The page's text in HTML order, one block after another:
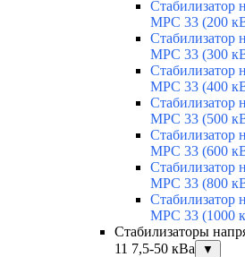
Стабилизатор
MPC 33 (200
Стабилизатор
MPC 33 (300
Стабилизатор
MPC 33 (400
Стабилизатор
MPC 33 (500
Стабилизатор
MPC 33 (600
Стабилизатор
MPC 33 (800
Стабилизатор
MPC 33 (1000
Стабилизаторы
11 7,5-50 кВа
▼